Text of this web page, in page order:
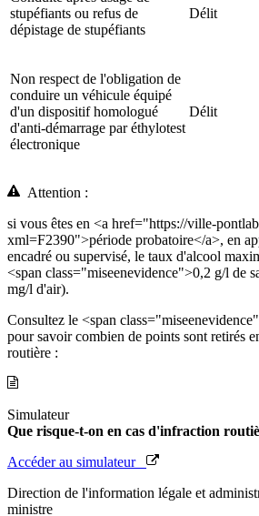
stupéfiants ou refus de
dépistage de stupéfiants
Délit
Non respect de l'obligation de
conduire un véhicule équipé
d'un dispositif homologué
d'anti-démarrage par éthylotest
électronique
Délit
Attention :
si vous êtes en <a href="https://ville-
xml=F2390">période probatoire</a>, en
encadré ou supervisé, le taux d'alcool
<span class="miseenevidence">0,2 g/l de
mg/l d'air).
Consultez le <span
pour savoir combien de points sont retirés
routière :
Simulateur
Que risque-t-on en cas d'infraction
Accéder au simulateur
Direction de l'information légale et
ministre